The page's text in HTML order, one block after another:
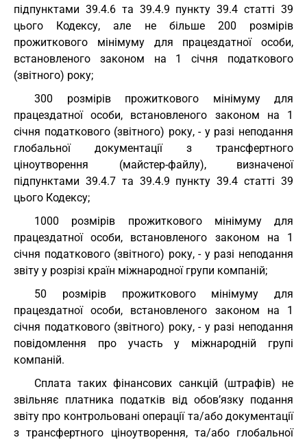
підпунктами 39.4.6 та 39.4.9 пункту 39.4 статті 39
цього Кодексу, але не більше 200 розмірів
прожиткового мінімуму для працездатної особи,
встановленого законом на 1 січня податкового
(звітного) року;
300 розмірів прожиткового мінімуму для
працездатної особи, встановленого законом на 1
січня податкового (звітного) року, - у разі неподання
глобальної документації з трансфертного
ціноутворення (майстер-файлу), визначеної
підпунктами 39.4.7 та 39.4.9 пункту 39.4 статті 39
цього Кодексу;
1000 розмірів прожиткового мінімуму для
працездатної особи, встановленого законом на 1
січня податкового (звітного) року, - у разі неподання
звіту у розрізі країн міжнародної групи компаній;
50 розмірів прожиткового мінімуму для
працездатної особи, встановленого законом на 1
січня податкового (звітного) року, - у разі неподання
повідомлення про участь у міжнародній групі
компаній.
Сплата таких фінансових санкцій (штрафів) не
звільняє платника податків від обов’язку подання
звіту про контрольовані операції та/або документації
з трансфертного ціноутворення, та/або глобальної